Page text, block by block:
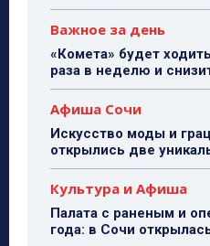
Важное за день
«Комета» будет
раза в неделю и
Афиша Сочи
Искусство моды и
открылись две
Культура и Афиша
Палата с раненым и
года: в Сочи